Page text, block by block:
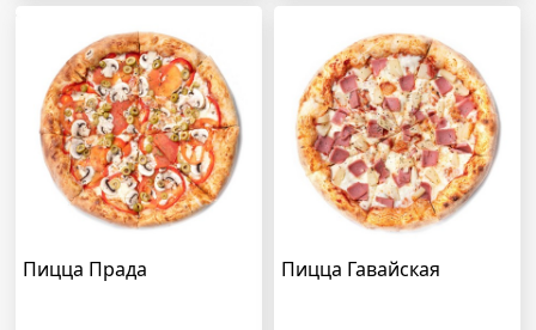
Пицца Прада Пицца Гавайская